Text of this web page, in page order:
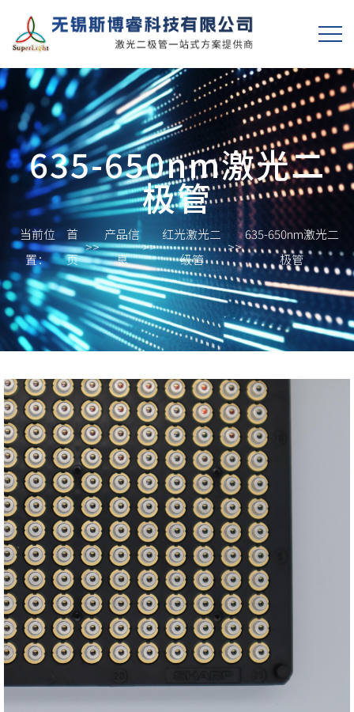
635-650nm激光二
极管
当前位
置：
首
页
>>
产品信
息
>>
红光激光二
级管
>>
635-650nm激光二
极管